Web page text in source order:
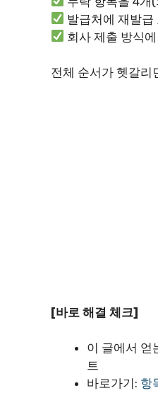
발급처에 재발급
회사 제출 방식
전체 순서가 헷갈리
[바로 해결 체크]
이 글에서 얻
트
바로가기: 항